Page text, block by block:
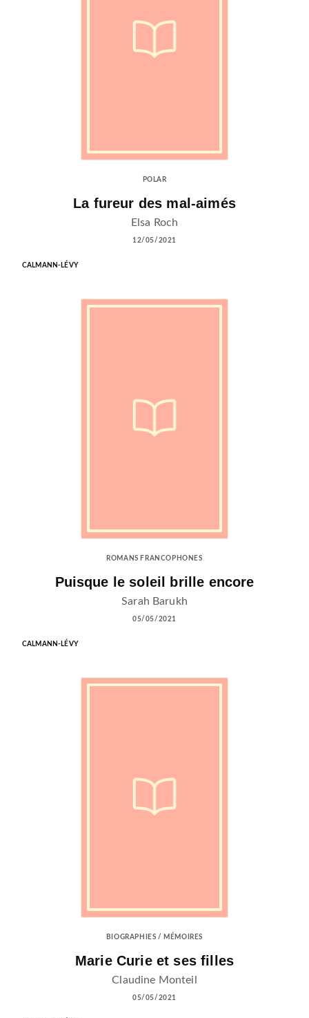
POLAR
La fureur des mal-aimés
Elsa Roch
12/05/2021
CALMANN-LÉVY
ROMANS FRANCOPHONES
Puisque le soleil brille encore
Sarah Barukh
05/05/2021
CALMANN-LÉVY
BIOGRAPHIES / MÉMOIRES
Marie Curie et ses filles
Claudine Monteil
05/05/2021